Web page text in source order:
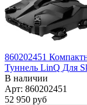
860202451
Туннель LinQ Для
В наличии
Арт: 860202451
52 950 руб